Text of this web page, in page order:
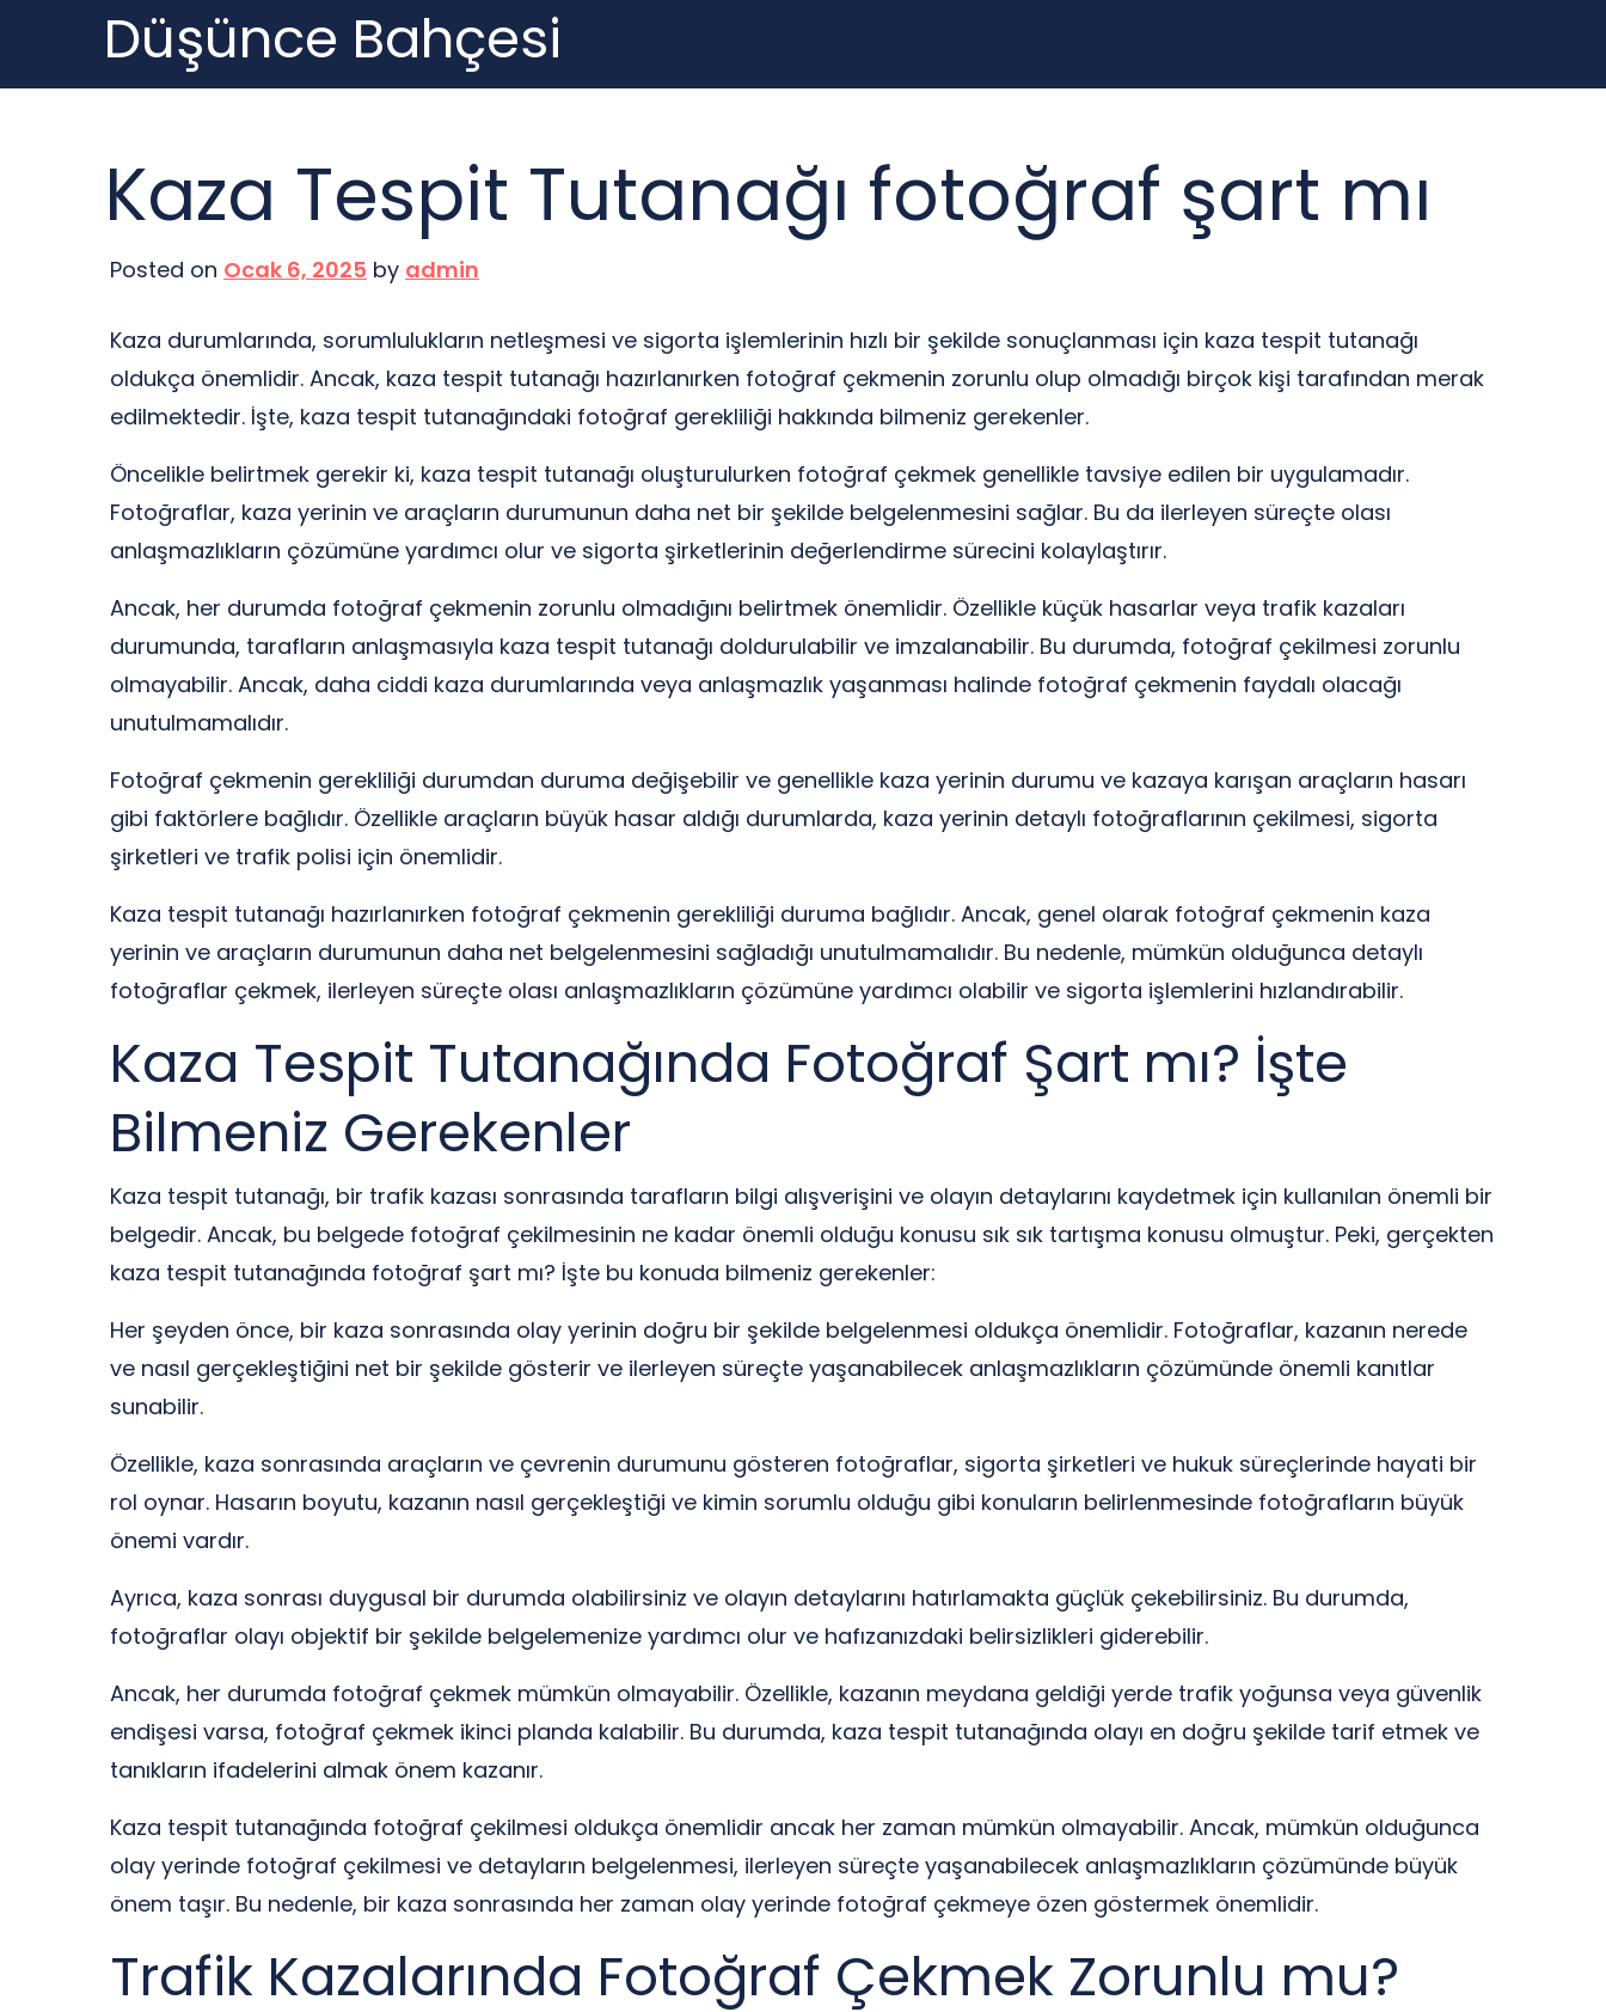
content
Düşünce Bahçesi
Kaza Tespit Tutanağı fotoğraf şart mı
Posted on Ocak 6, 2025 by admin
Kaza durumlarında, sorumlulukların netleşmesi ve sigorta işlemlerinin hızlı bir şekilde sonuçlanması için kaza tespit tutanağı
oldukça önemlidir. Ancak, kaza tespit tutanağı hazırlanırken fotoğraf çekmenin zorunlu olup olmadığı birçok kişi tarafından merak
edilmektedir. İşte, kaza tespit tutanağındaki fotoğraf gerekliliği hakkında bilmeniz gerekenler.
Öncelikle belirtmek gerekir ki, kaza tespit tutanağı oluşturulurken fotoğraf çekmek genellikle tavsiye edilen bir uygulamadır.
Fotoğraflar, kaza yerinin ve araçların durumunun daha net bir şekilde belgelenmesini sağlar. Bu da ilerleyen süreçte olası
anlaşmazlıkların çözümüne yardımcı olur ve sigorta şirketlerinin değerlendirme sürecini kolaylaştırır.
Ancak, her durumda fotoğraf çekmenin zorunlu olmadığını belirtmek önemlidir. Özellikle küçük hasarlar veya trafik kazaları
durumunda, tarafların anlaşmasıyla kaza tespit tutanağı doldurulabilir ve imzalanabilir. Bu durumda, fotoğraf çekilmesi zorunlu
olmayabilir. Ancak, daha ciddi kaza durumlarında veya anlaşmazlık yaşanması halinde fotoğraf çekmenin faydalı olacağı
unutulmamalıdır.
Fotoğraf çekmenin gerekliliği durumdan duruma değişebilir ve genellikle kaza yerinin durumu ve kazaya karışan araçların hasarı
gibi faktörlere bağlıdır. Özellikle araçların büyük hasar aldığı durumlarda, kaza yerinin detaylı fotoğraflarının çekilmesi, sigorta
şirketleri ve trafik polisi için önemlidir.
Kaza tespit tutanağı hazırlanırken fotoğraf çekmenin gerekliliği duruma bağlıdır. Ancak, genel olarak fotoğraf çekmenin kaza
yerinin ve araçların durumunun daha net belgelenmesini sağladığı unutulmamalıdır. Bu nedenle, mümkün olduğunca detaylı
fotoğraflar çekmek, ilerleyen süreçte olası anlaşmazlıkların çözümüne yardımcı olabilir ve sigorta işlemlerini hızlandırabilir.
Kaza Tespit Tutanağında Fotoğraf Şart mı? İşte
Bilmeniz Gerekenler
Kaza tespit tutanağı, bir trafik kazası sonrasında tarafların bilgi alışverişini ve olayın detaylarını kaydetmek için kullanılan önemli bir
belgedir. Ancak, bu belgede fotoğraf çekilmesinin ne kadar önemli olduğu konusu sık sık tartışma konusu olmuştur. Peki, gerçekten
kaza tespit tutanağında fotoğraf şart mı? İşte bu konuda bilmeniz gerekenler:
Her şeyden önce, bir kaza sonrasında olay yerinin doğru bir şekilde belgelenmesi oldukça önemlidir. Fotoğraflar, kazanın nerede
ve nasıl gerçekleştiğini net bir şekilde gösterir ve ilerleyen süreçte yaşanabilecek anlaşmazlıkların çözümünde önemli kanıtlar
sunabilir.
Özellikle, kaza sonrasında araçların ve çevrenin durumunu gösteren fotoğraflar, sigorta şirketleri ve hukuk süreçlerinde hayati bir
rol oynar. Hasarın boyutu, kazanın nasıl gerçekleştiği ve kimin sorumlu olduğu gibi konuların belirlenmesinde fotoğrafların büyük
önemi vardır.
Ayrıca, kaza sonrası duygusal bir durumda olabilirsiniz ve olayın detaylarını hatırlamakta güçlük çekebilirsiniz. Bu durumda,
fotoğraflar olayı objektif bir şekilde belgelemenize yardımcı olur ve hafızanızdaki belirsizlikleri giderebilir.
Ancak, her durumda fotoğraf çekmek mümkün olmayabilir. Özellikle, kazanın meydana geldiği yerde trafik yoğunsa veya güvenlik
endişesi varsa, fotoğraf çekmek ikinci planda kalabilir. Bu durumda, kaza tespit tutanağında olayı en doğru şekilde tarif etmek ve
tanıkların ifadelerini almak önem kazanır.
Kaza tespit tutanağında fotoğraf çekilmesi oldukça önemlidir ancak her zaman mümkün olmayabilir. Ancak, mümkün olduğunca
olay yerinde fotoğraf çekilmesi ve detayların belgelenmesi, ilerleyen süreçte yaşanabilecek anlaşmazlıkların çözümünde büyük
önem taşır. Bu nedenle, bir kaza sonrasında her zaman olay yerinde fotoğraf çekmeye özen göstermek önemlidir.
Trafik Kazalarında Fotoğraf Çekmek Zorunlu mu?